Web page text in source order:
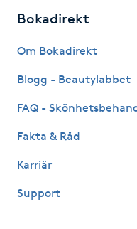
Hälsa
Bokadirekt
Om Bokadirekt
Blogg - Beautylabbet
FAQ -
Fakta & Råd
Karriär
Support